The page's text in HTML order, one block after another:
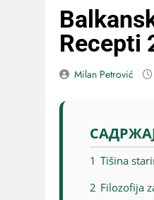
Recepti
Milan Petrović
1 Tišina
2 Filozofija